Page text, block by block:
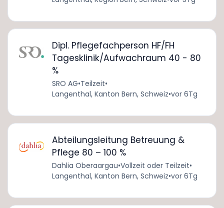
Dipl. Pflegefachperson HF/FH
Tagesklinik/Aufwachraum 40 - 80
%
SRO AG•Teilzeit•
Langenthal, Kanton Bern, Schweiz•vor 6Tg
Abteilungsleitung Betreuung &
Pflege 80 – 100 %
Dahlia Oberaargau•Vollzeit oder Teilzeit•
Langenthal, Kanton Bern, Schweiz•vor 6Tg